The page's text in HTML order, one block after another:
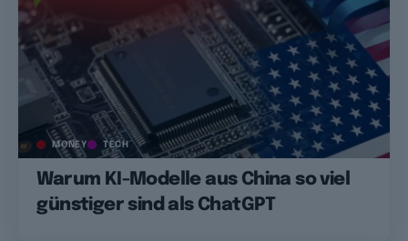
MONEY TECH
Warum KI-Modelle aus China so viel
günstiger sind als ChatGPT